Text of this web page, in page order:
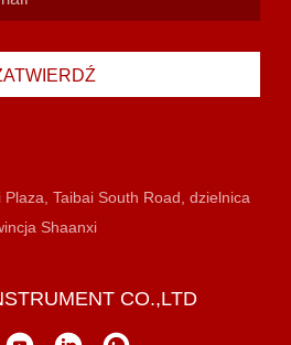
Plaza, Taibai South Road, dzielnica
Shaanxi
CO.,LTD